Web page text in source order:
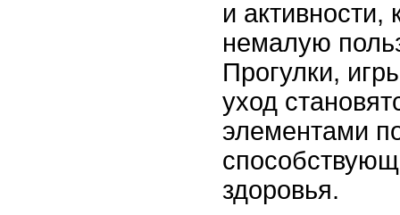
и активности,
немалую
Прогулки,
уход
элементами
здоровья.